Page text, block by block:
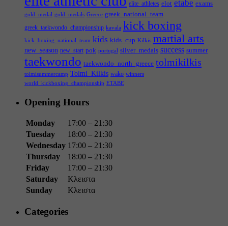
elite_athletes elot etabe exams
gold_medal gold_medals Greece greek_national_team
greek_taekwondo_championship kavala kick boxing
kick_boxing_national_team kids kids_cup Kilkis martial arts
new_season new_start pok portugal silver_medals success summer
taekwondo taekwondo_north_greece tolmikilkis
tolmisummercamp Tolmi_Kilkis wako winners
world_kickboxing_championship ΕΤΑΒΕ
Opening Hours
Monday
17:00 – 21:30
Tuesday
18:00 – 21:30
Wednesday 17:00 – 21:30
Thursday
18:00 – 21:30
Friday
17:00 – 21:30
Saturday
Κλειστα
Sunday
Κλειστα
Categories